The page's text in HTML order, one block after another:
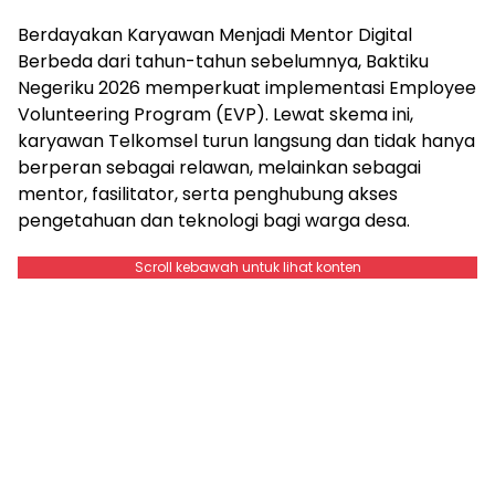
Berdayakan Karyawan Menjadi Mentor Digital
Berbeda dari tahun-tahun sebelumnya, Baktiku
Negeriku 2026 memperkuat implementasi Employee
Volunteering Program (EVP). Lewat skema ini,
karyawan Telkomsel turun langsung dan tidak hanya
berperan sebagai relawan, melainkan sebagai
mentor, fasilitator, serta penghubung akses
pengetahuan dan teknologi bagi warga desa.
Scroll kebawah untuk lihat konten